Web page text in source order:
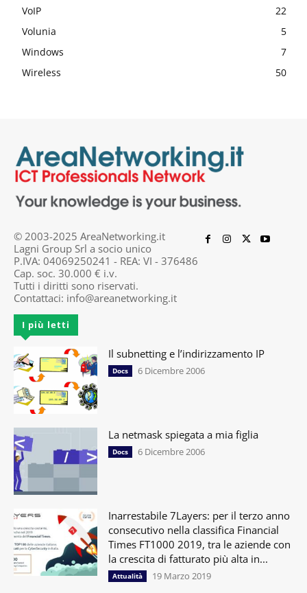
VoIP
22
Volunia
5
Windows
7
Wireless
50
© 2003-2025 AreaNetworking.it
Lagni Group Srl a socio unico
P.IVA: 04069250241 - REA: VI - 376486
Cap. soc. 30.000 € i.v.
Tutti i diritti sono riservati.
Contattaci: info@areanetworking.it
I più letti
Il subnetting e l’indirizzamento IP
Docs 6 Dicembre 2006
La netmask spiegata a mia figlia
Docs 6 Dicembre 2006
Inarrestabile 7Layers: per il terzo anno
consecutivo nella classifica Financial
Times FT1000 2019, tra le aziende con
la crescita di fatturato più alta in...
Attualità 19 Marzo 2019